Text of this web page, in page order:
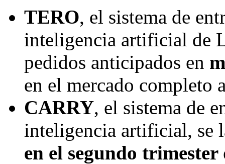
TERO, el sistema de
inteligencia artificial de
pedidos anticipados en
en el mercado completo
CARRY, el sistema de
inteligencia artificial, se
en el segundo trimester